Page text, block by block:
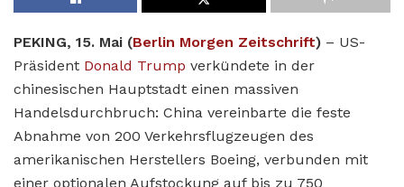
PEKING, 15. Mai (Berlin Morgen Zeitschrift) – US-
Präsident Donald Trump verkündete in der
chinesischen Hauptstadt einen massiven
Handelsdurchbruch: China vereinbarte die feste
Abnahme von 200 Verkehrsflugzeugen des
amerikanischen Herstellers Boeing, verbunden mit
einer optionalen Aufstockung auf bis zu 750